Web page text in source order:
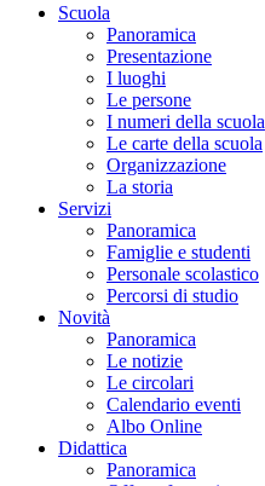
Scuola
Panoramica
Presentazione
I luoghi
Le persone
I numeri della scuola
Le carte della scuola
Organizzazione
La storia
Servizi
Panoramica
Famiglie e studenti
Personale scolastico
Percorsi di studio
Novità
Panoramica
Le notizie
Le circolari
Calendario eventi
Albo Online
Didattica
Panoramica